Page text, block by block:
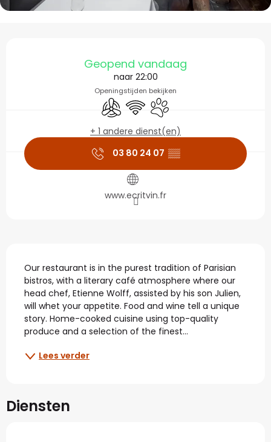
Openingstijden en
Geopend vandaag
naar 22:00
Openingstijden bekijken
Met airco
Wifi Dieren toegelaten
+ 1 andere dienst(en)
03 80 24 07 ▒▒
www.ecritvin.fr
Beschrijving
Our restaurant is in the purest tradition of Parisian
bistros, with a literary café atmosphere where our
head chef, Etienne Wolff, assisted by his son Julien,
will whet your appetite. Food and wine tell a unique
story. Home-cooked cuisine using top-quality
produce and a selection of the finest...
Lees verder
Diensten